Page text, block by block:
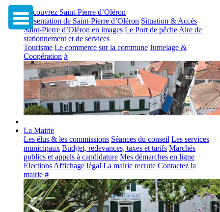
Découvrez Saint-Pierre d’Oléron
Présentation de Saint-Pierre d’Oléron Situation & Accès
Saint-Pierre d’Oléron en images Le Port de pêche Aire de
stationnement et de services
Tourisme Le commerce sur la commune Jumelage &
Coopération #
La Mairie
Les élus & les commissions Séances du conseil Les services
municipaux Budget, redevances, taxes et tarifs Marchés
publics et appels à candidature Mes démarches en ligne
Élections Affichage légal La mairie recrute Contactez la
mairie #